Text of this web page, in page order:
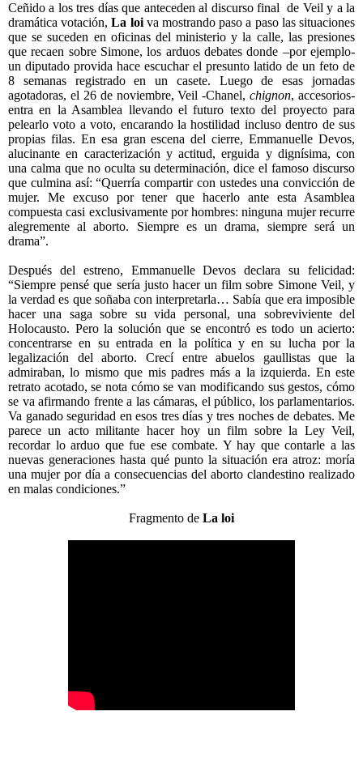
Ceñido a los tres días que anteceden al discurso final de Veil y a la
dramática votación,La loiva mostrando paso a paso las situaciones
que se suceden en oficinas del ministerio y la calle, las presiones
que recaen sobre Simone, los arduos debates donde –por ejemplo-
un diputado provida hace escuchar el presunto latido de un feto de
8 semanas registrado en un casete. Luego de esas jornadas
agotadoras, el 26 de noviembre, Veil -Chanel,chignon, accesorios-
entra en la Asamblea llevando el futuro texto del proyecto para
pelearlo voto a voto, encarando la hostilidad incluso dentro de sus
propias filas. En esa gran escena del cierre, Emmanuelle Devos,
alucinante en caracterización y actitud, erguida y dignísima, con
una calma que no oculta su determinación, dice el famoso discurso
que culmina así: “Querría compartir con ustedes una convicción de
mujer. Me excuso por tener que hacerlo ante esta Asamblea
compuesta casi exclusivamente por hombres: ninguna mujer recurre
alegremente al aborto. Siempre es un drama, siempre será un
drama”.
Después del estreno, Emmanuelle Devos declara su felicidad:
“Siempre pensé que sería justo hacer un film sobre Simone Veil, y
la verdad es que soñaba con interpretarla… Sabía que era imposible
hacer una saga sobre su vida personal, una sobreviviente del
Holocausto. Pero la solución que se encontró es todo un acierto:
concentrarse en su entrada en la política y en su lucha por la
legalización del aborto. Crecí entre abuelos gaullistas que la
admiraban, lo mismo que mis padres más a la izquierda. En este
retrato acotado, se nota cómo se van modificando sus gestos, cómo
se va afirmando frente a las cámaras, el público, los parlamentarios.
Va ganado seguridad en esos tres días y tres noches de debates. Me
parece un acto militante hacer hoy un film sobre la Ley Veil,
recordar lo arduo que fue ese combate. Y hay que contarle a las
nuevas generaciones hasta qué punto la situación era atroz: moría
una mujer por día a consecuencias del aborto clandestino realizado
en malas condiciones.”
Fragmento de La loi